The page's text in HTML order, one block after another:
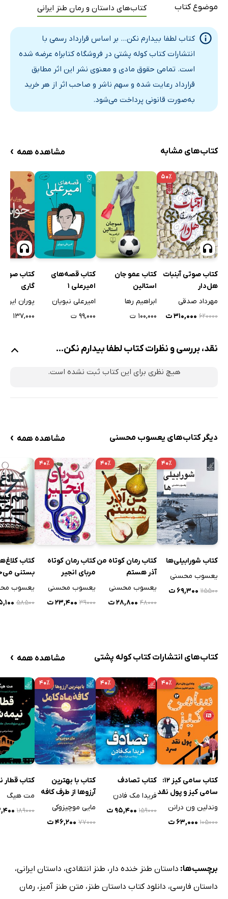
موضوع کتاب کتاب‌های داستان و رمان طنز ایرانی
کتاب لطفا بیدارم نکن... بر اساس قرارداد رسمی با
انتشارات کتاب کوله پشتی در فروشگاه کتابراه عرضه شده
است. تمامی حقوق مادی و معنوی نشر این اثر مطابق
قرارداد رعایت شده و سهم ناشر و صاحب اثر از هر خرید
به‌صورت قانونی پرداخت می‌شود.
کتاب‌های مشابه مشاهده همه ›
۵۰٪
کتاب صوتی آبنبات
هل‌دار
مهرداد صدقی
۶۲۰۰۰۰ ۳۱۰,۰۰۰ ت
کتاب عمو جان
استالین
ابراهیم رها
۱۰۰,۰۰۰ ت
کتاب قصه‌های
امیرعلی 1
امیرعلی نبویان
۹۹,۰۰۰ ت
کتاب
گاری
پوران ایران
۱۳۷,۰۰۰ ت
نقد، بررسی و نظرات کتاب لطفا بیدارم نکن...
هیچ نظری برای این کتاب ثبت نشده است.
دیگر کتاب‌های یعسوب محسنی مشاهده همه ›
۴۰٪
کتاب شورابیلی‌ها
یعسوب محسنی
۱۱۵۵۰۰ ۶۹,۳۰۰ ت
۴۰٪
کتاب رمان کوتاه من
آذر هستم
یعسوب محسنی
۴۸۰۰۰ ۲۸,۸۰۰ ت
۴۰٪
کتاب رمان کوتاه
مربای انجیر
یعسوب محسنی
۳۹۰۰۰ ۲۳,۴۰۰ ت
کتاب
بستنی
یعسوب
۵۸۵۰۰
کتاب‌های انتشارات کتاب کوله پشتی مشاهده همه ›
۴۰٪
کتاب سامی کیز 12:
سامی کیز و پول نقد
سرد
وندلین ون درانن
۱۰۵۰۰۰ ۶۳,۰۰۰ ت
۴۰٪
کتاب تصادف
فریدا مک فادن
۱۵۹۰۰۰ ۹۵,۴۰۰ ت
۴۰٪
کتاب با بهترین
آرزوها از طرف کافه
ماه کامل
مایی موچیزوکی
۷۷۰۰۰ ۴۶,۲۰۰ ت
کتاب
مت هیگ
۱۸۹۰۰۰
برچسب‌ها: داستان طنز خنده دار ، طنز انتقادی، داستان ایرانی،
داستان فارسی، دانلود کتاب داستان طنز ، متن طنز آمیز ، رمان